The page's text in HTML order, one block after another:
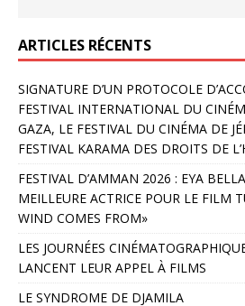
ARTICLES RÉCENTS
SIGNATURE D’UN PROTOCOLE
FESTIVAL INTERNATIONAL DU
GAZA, LE FESTIVAL DU CINÉMA DE
FESTIVAL KARAMA DES DROITS DE
FESTIVAL D’AMMAN 2026 : EYA
MEILLEURE ACTRICE POUR LE FILM
WIND COMES FROM»
LES JOURNÉES
LANCENT LEUR APPEL À FILMS
LE SYNDROME DE DJAMILA